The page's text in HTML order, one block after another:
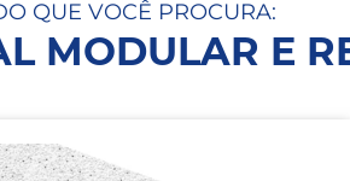
QUE VOCÊ PROCURA:
MODULAR E